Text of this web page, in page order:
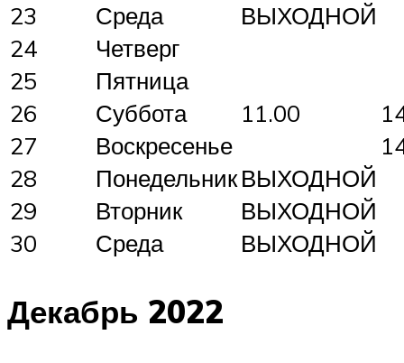
23
Среда
ВЫХОДНОЙ
24
Четверг
25
Пятница
26
Суббота 11.00
27
Воскресенье
28
ПонедельникВЫХОДНОЙ
29
Вторник
ВЫХОДНОЙ
30
Среда ВЫХОДНОЙ
Декабрь 2022